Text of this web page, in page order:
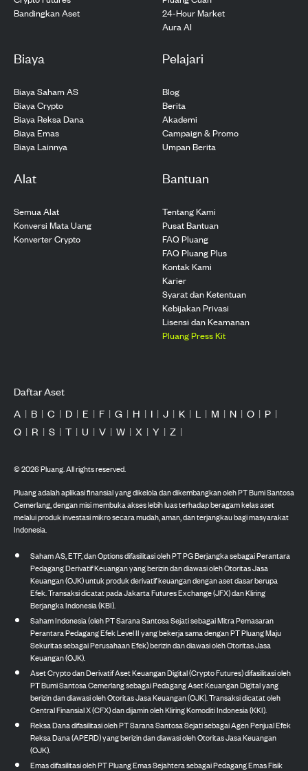
Bandingkan Aset
24-Hour Market
Aura AI
Biaya
Biaya Saham AS
Biaya Crypto
Biaya Reksa Dana
Biaya Emas
Biaya Lainnya
Pelajari
Blog
Berita
Akademi
Campaign & Promo
Umpan Berita
Alat
Semua Alat
Konversi Mata Uang
Konverter Crypto
Bantuan
Tentang Kami
Pusat Bantuan
FAQ Pluang
FAQ Pluang Plus
Kontak Kami
Karier
Syarat dan Ketentuan
Kebijakan Privasi
Lisensi dan Keamanan
Pluang Press Kit
Daftar Aset
A | B | C | D | E | F | G | H | I | J | K | L | M | N | O | P |
Q | R | S | T | U | V | W | X | Y | Z |
©2026Pluang. All rights reserved.
Pluang adalah aplikasi finansial yang dikelola dan dikembangkan oleh PT Bumi Santosa
Cemerlang, dengan misi membuka akses lebih luas terhadap beragam kelas aset
melalui produk investasi mikro secara mudah, aman, dan terjangkau bagi masyarakat
Indonesia.
Saham AS, ETF, dan Options difasilitasi oleh PT PG Berjangka sebagai Perantara
Pedagang Derivatif Keuangan yang berizin dan diawasi oleh Otoritas Jasa
Keuangan (OJK) untuk produk derivatif keuangan dengan aset dasar berupa
Efek. Transaksi dicatat pada Jakarta Futures Exchange (JFX) dan Kliring
Berjangka Indonesia (KBI).
Saham Indonesia (oleh PT Sarana Santosa Sejati sebagai Mitra Pemasaran
Perantara Pedagang Efek Level II yang bekerja sama dengan PT Pluang Maju
Sekuritas sebagai Perusahaan Efek) berizin dan diawasi oleh Otoritas Jasa
Keuangan (OJK).
Aset Crypto dan Derivatif Aset Keuangan Digital (Crypto Futures) difasilitasi oleh
PT Bumi Santosa Cemerlang sebagai Pedagang Aset Keuangan Digital yang
berizin dan diawasi oleh Otoritas Jasa Keuangan (OJK). Transaksi dicatat oleh
Central Finansial X (CFX) dan dijamin oleh Kliring Komoditi Indonesia (KKI).
Reksa Dana difasilitasi oleh PT Sarana Santosa Sejati sebagai Agen Penjual Efek
Reksa Dana (APERD) yang berizin dan diawasi oleh Otoritas Jasa Keuangan
(OJK).
Emas difasilitasi oleh PT Pluang Emas Sejahtera sebagai Pedagang Emas Fisik